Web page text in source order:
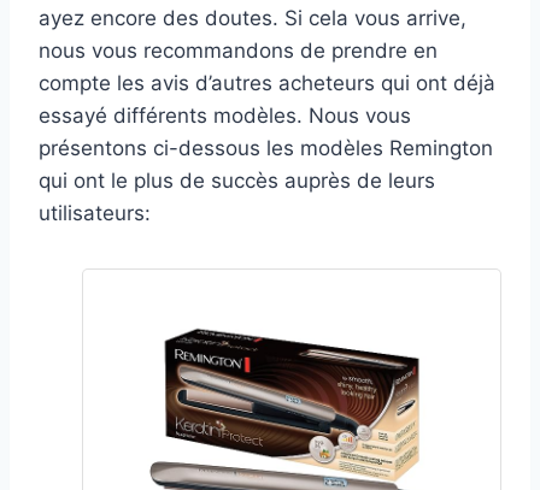
ayez encore des doutes. Si cela vous arrive,
nous vous recommandons de prendre en
compte les avis d’autres acheteurs qui ont déjà
essayé différents modèles. Nous vous
présentons ci-dessous les modèles Remington
qui ont le plus de succès auprès de leurs
utilisateurs: